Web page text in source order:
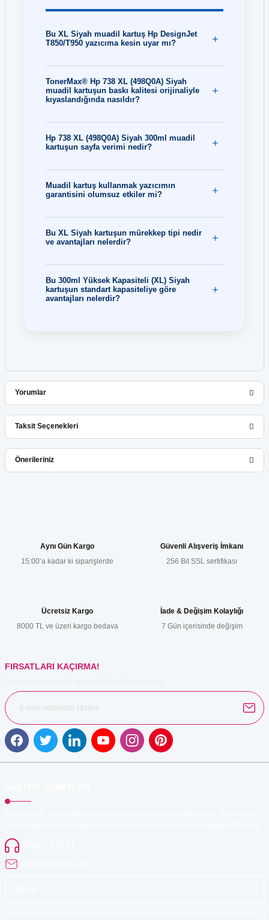
Bu XL Siyah muadil kartuş Hp DesignJet
T850/T950 yazıcıma kesin uyar mı?
TonerMax® Hp 738 XL (498Q0A) Siyah
muadil kartuşun baskı kalitesi orijinaliyle
kıyaslandığında nasıldır?
Hp 738 XL (498Q0A) Siyah 300ml muadil
kartuşun sayfa verimi nedir?
Muadil kartuş kullanmak yazıcımın
garantisini olumsuz etkiler mi?
Bu XL Siyah kartuşun mürekkep tipi nedir
ve avantajları nelerdir?
Bu 300ml Yüksek Kapasiteli (XL) Siyah
kartuşun standart kapasiteliye göre
avantajları nelerdir?
Yorumlar
Bu ürüne ilk yorumu siz yapın!
Taksit Seçenekleri
Önerileriniz
Ürün resmi kalitesiz, bozuk veya görüntülenemiyor.
Ürün fiyatı diğer sitelerden daha pahalı.
Aynı Gün Kargo
15:00’a kadar ki siparişlerde
Güvenli Alışveriş İmkanı
256 Bit SSL sertifikası
Ücretsiz Kargo
8000 TL ve üzeri kargo bedava
İade & Değişim Kolaylığı
7 Gün içerisinde değişim
FIRSATLARI KAÇIRMA!